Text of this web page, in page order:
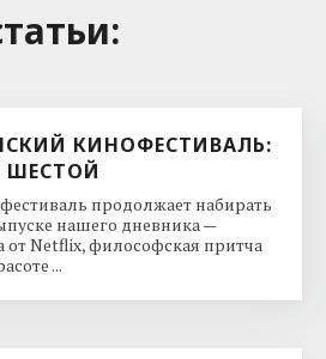
КИНОФЕСТИВАЛЬ:
ШЕСТОЙ
продолжает набирать
нашего дневника —
от Netflix, философская притча
...